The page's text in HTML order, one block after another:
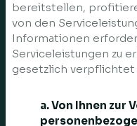
bereitstellen,
von den
Informationen
Serviceleistungen zu
gesetzlich verpflichtet
a. Von Ihnen zur